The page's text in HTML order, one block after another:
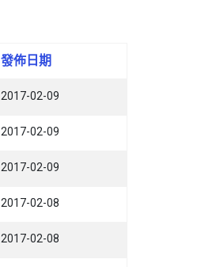
發佈日期
2017-02-09
2017-02-09
2017-02-09
2017-02-08
2017-02-08